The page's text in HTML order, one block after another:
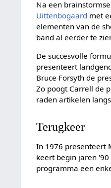
Na een
Uittenbogaard met
elementen van de
band al eerder te
De succesvolle
presenteert
Bruce Forsyth de
Zo poogt Carrell de
raden artikelen
Terugkeer
In 1976 presenteert
keert begin jaren
programma een